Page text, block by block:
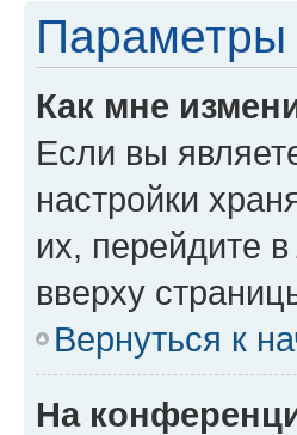
Параметры
Как мне
Если вы
настройки
их, перейдите в
вверху
Вернуться к
На